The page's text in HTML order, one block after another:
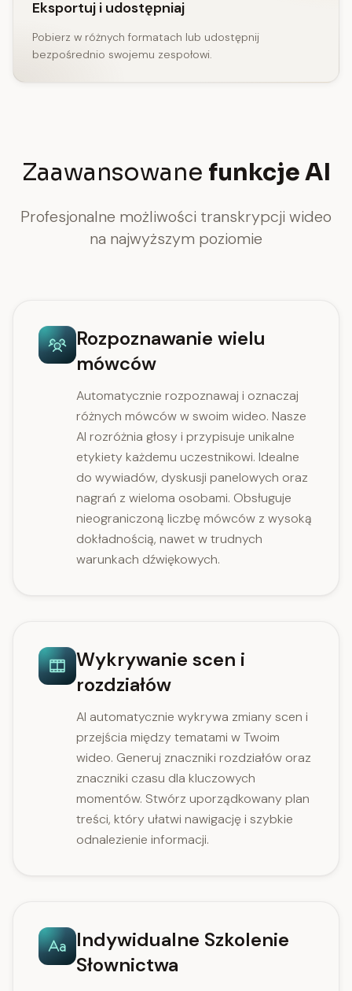
Eksportuj i udostępniaj
Pobierz w różnych formatach lub udostępnij
bezpośrednio swojemu zespołowi.
Zaawansowane funkcje AI
Profesjonalne możliwości transkrypcji wideo
na najwyższym poziomie
Rozpoznawanie wielu
mówców
Automatycznie rozpoznawaj i oznaczaj
różnych mówców w swoim wideo. Nasze
AI rozróżnia głosy i przypisuje unikalne
etykiety każdemu uczestnikowi. Idealne
do wywiadów, dyskusji panelowych oraz
nagrań z wieloma osobami. Obsługuje
nieograniczoną liczbę mówców z wysoką
dokładnością, nawet w trudnych
warunkach dźwiękowych.
Wykrywanie scen i
rozdziałów
AI automatycznie wykrywa zmiany scen i
przejścia między tematami w Twoim
wideo. Generuj znaczniki rozdziałów oraz
znaczniki czasu dla kluczowych
momentów. Stwórz uporządkowany plan
treści, który ułatwi nawigację i szybkie
odnalezienie informacji.
Indywidualne Szkolenie
Słownictwa